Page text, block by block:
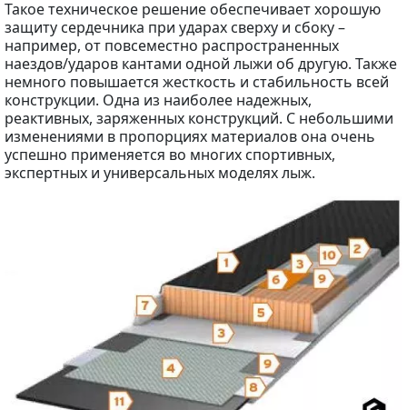
Такое техническое решение обеспечивает хорошую
защиту сердечника при ударах сверху и сбоку –
например, от повсеместно распространенных
наездов/ударов кантами одной лыжи об другую. Также
немного повышается жесткость и стабильность всей
конструкции. Одна из наиболее надежных,
реактивных, заряженных конструкций. С небольшими
изменениями в пропорциях материалов она очень
успешно применяется во многих спортивных,
экспертных и универсальных моделях лыж.